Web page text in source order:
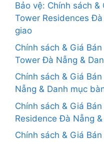
Bảo vệ: Chính sách &
Tower Residences
giao
Chính sách & Giá
Tower Đà Nẵng &
Chính sách & Giá
Nẵng & Danh mục
Chính sách & Giá
Residence Đà Nẵng
Chính sách & Giá